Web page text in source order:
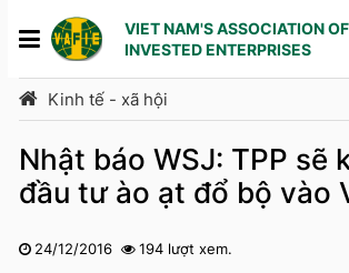
VIET NAM'S ASSOCIATION
INVESTED ENTERPRISES
Kinh tế - xã hội
Nhật báo WSJ: TPP sẽ
đầu tư ào ạt đổ bộ vào
24/12/2016
194 lượt xem.